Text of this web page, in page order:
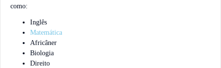
como:
Inglês
Matemática
Africâner
Biologia
Direito